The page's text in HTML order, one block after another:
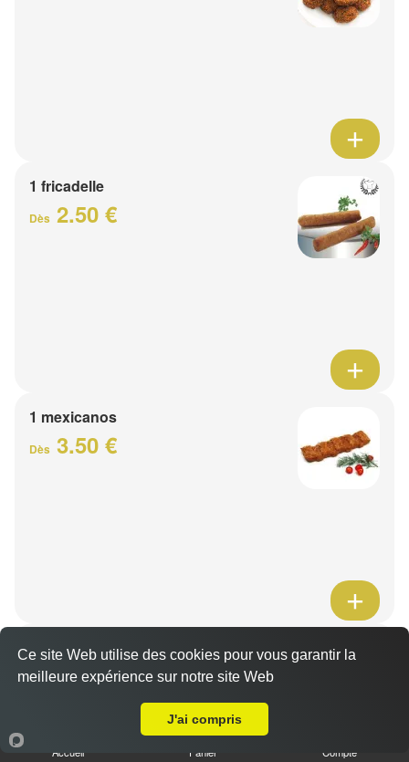
1 fricadelle
Dès 2.50 €
1 mexicanos
Dès 3.50 €
Barquette de viande
Dès7.50 €
1 viande au choix
Accueil Panier Compte
Ce site Web utilise des cookies pour vous garantir la
meilleure expérience sur notre site Web
J'ai compris